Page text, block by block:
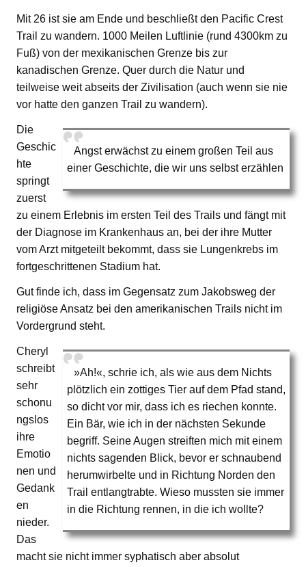
Mit 26 ist sie am Ende und beschließt den Pacific Crest
Trail zu wandern. 1000 Meilen Luftlinie (rund 4300km zu
Fuß) von der mexikanischen Grenze bis zur
kanadischen Grenze. Quer durch die Natur und
teilweise weit abseits der Zivilisation (auch wenn sie nie
vor hatte den ganzen Trail zu wandern).
Angst erwächst zu einem großen Teil aus
einer Geschichte, die wir uns selbst erzählen
Die
Geschic
hte
springt
zuerst
zu einem Erlebnis im ersten Teil des Trails und fängt mit
der Diagnose im Krankenhaus an, bei der ihre Mutter
vom Arzt mitgeteilt bekommt, dass sie Lungenkrebs im
fortgeschrittenen Stadium hat.
Gut finde ich, dass im Gegensatz zum Jakobsweg der
religiöse Ansatz bei den amerikanischen Trails nicht im
Vordergrund steht.
»Ah!«, schrie ich, als wie aus dem Nichts
plötzlich ein zottiges Tier auf dem Pfad stand,
so dicht vor mir, dass ich es riechen konnte.
Ein Bär, wie ich in der nächsten Sekunde
begriff. Seine Augen streiften mich mit einem
nichts sagenden Blick, bevor er schnaubend
herumwirbelte und in Richtung Norden den
Trail entlangtrabte. Wieso mussten sie immer
in die Richtung rennen, in die ich wollte?
Cheryl
schreibt
sehr
schonu
ngslos
ihre
Emotio
nen und
Gedank
en
nieder.
Das
macht sie nicht immer syphatisch aber absolut